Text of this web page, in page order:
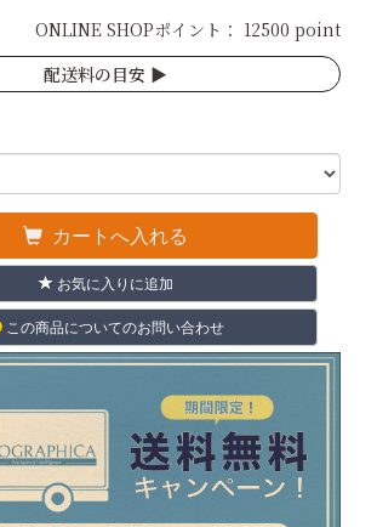
ONLINE SHOPポイント： 12500 point
配送料の目安 ▶︎
カートへ入れる
お気に入りに追加
この商品についてのお問い合わせ